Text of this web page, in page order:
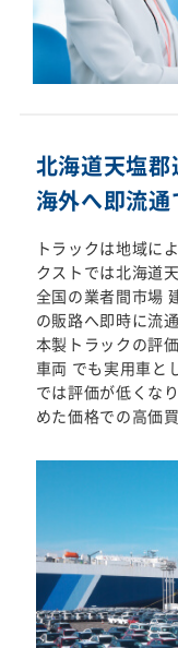
北海道天塩郡
海外へ即流通
トラックは地域に
クストでは北海道
全国の業者間市場
の販路へ即時に流
本製トラックの評
車両 でも実用車と
では評価が低くな
めた価格での高価